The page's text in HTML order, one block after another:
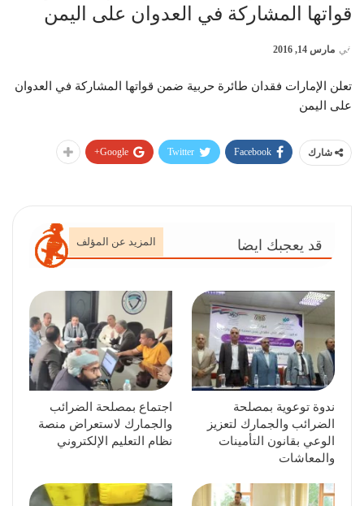
قواتها المشاركة في العدوان على اليمن
في مارس 14, 2016
تعلن الإمارات فقدان طائرة حربية ضمن قواتها المشاركة في العدوان
على اليمن
شارك Facebook
Twitter
Google+
قد يعجبك ايضا المزيد عن المؤلف
ندوة توعوية بمصلحة
الضرائب والجمارك لتعزيز
الوعي بقانون التأمينات
والمعاشات
اجتماع بمصلحة الضرائب
والجمارك لاستعراض منصة
نظام التعليم الإلكتروني